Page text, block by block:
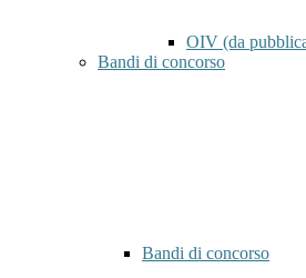
OIV (da
Bandi di concorso
Bandi di concorso